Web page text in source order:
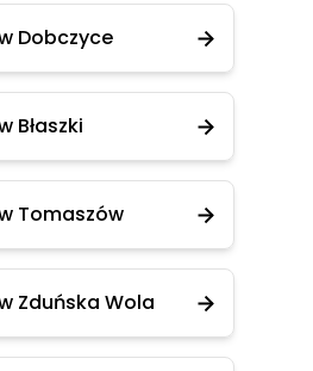
Dobczyce
Błaszki
Tomaszów
Zduńska Wola